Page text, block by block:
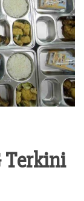
Terkini